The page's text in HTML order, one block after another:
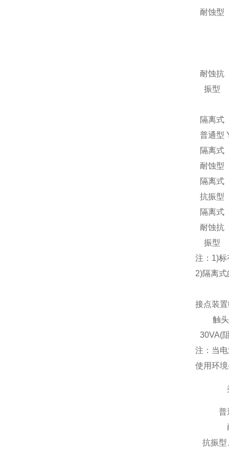
耐蚀型
耐蚀抗
振型
隔离式
普通型
隔离式
耐蚀型
隔离式
抗振型
隔离式
耐蚀抗
振型
注：1)标
2)隔离
接点装
触
30VA(
注：当
使用环
普
抗振型